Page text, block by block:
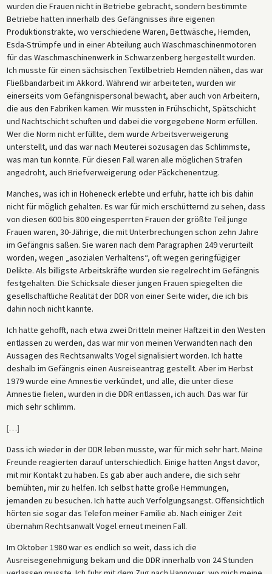
wurden die Frauen nicht in Betriebe gebracht, sondern bestimmte
Betriebe hatten innerhalb des Gefängnisses ihre eigenen
Produktionstrakte, wo verschiedene Waren, Bettwäsche, Hemden,
Esda-Strümpfe und in einer Abteilung auch Waschmaschinenmotoren
für das Waschmaschinenwerk in Schwarzenberg hergestellt wurden.
Ich musste für einen sächsischen Textilbetrieb Hemden nähen, das war
Fließbandarbeit im Akkord. Während wir arbeiteten, wurden wir
einerseits vom Gefängnispersonal bewacht, aber auch von Arbeitern,
die aus den Fabriken kamen. Wir mussten in Frühschicht, Spätschicht
und Nachtschicht schuften und dabei die vorgegebene Norm erfüllen.
Wer die Norm nicht erfüllte, dem wurde Arbeitsverweigerung
unterstellt, und das war nach Meuterei sozusagen das Schlimmste,
was man tun konnte. Für diesen Fall waren alle möglichen Strafen
angedroht, auch Briefverweigerung oder Päckchenentzug.
Manches, was ich in Hoheneck erlebte und erfuhr, hatte ich bis dahin
nicht für möglich gehalten. Es war für mich erschütternd zu sehen, dass
von diesen 600 bis 800 eingesperrten Frauen der größte Teil junge
Frauen waren, 30-Jährige, die mit Unterbrechungen schon zehn Jahre
im Gefängnis saßen. Sie waren nach dem Paragraphen 249 verurteilt
worden, wegen „asozialen Verhaltens“, oft wegen geringfügiger
Delikte. Als billigste Arbeitskräfte wurden sie regelrecht im Gefängnis
festgehalten. Die Schicksale dieser jungen Frauen spiegelten die
gesellschaftliche Realität der DDR von einer Seite wider, die ich bis
dahin noch nicht kannte.
Ich hatte gehofft, nach etwa zwei Dritteln meiner Haftzeit in den Westen
entlassen zu werden, das war mir von meinen Verwandten nach den
Aussagen des Rechtsanwalts Vogel signalisiert worden. Ich hatte
deshalb im Gefängnis einen Ausreiseantrag gestellt. Aber im Herbst
1979 wurde eine Amnestie verkündet, und alle, die unter diese
Amnestie fielen, wurden in die DDR entlassen, ich auch. Das war für
mich sehr schlimm.
[…]
Dass ich wieder in der DDR leben musste, war für mich sehr hart. Meine
Freunde reagierten darauf unterschiedlich. Einige hatten Angst davor,
mit mir Kontakt zu haben. Es gab aber auch andere, die sich sehr
bemühten, mir zu helfen. Ich selbst hatte große Hemmungen,
jemanden zu besuchen. Ich hatte auch Verfolgungsangst. Offensichtlich
hörten sie sogar das Telefon meiner Familie ab. Nach einiger Zeit
übernahm Rechtsanwalt Vogel erneut meinen Fall.
Im Oktober 1980 war es endlich so weit, dass ich die
Ausreisegenehmigung bekam und die DDR innerhalb von 24 Stunden